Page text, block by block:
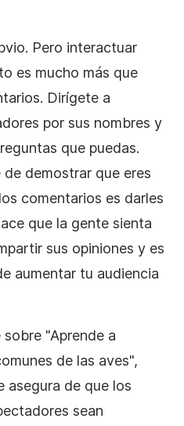
Pero interactuar
es mucho más que
Dirígete a
por sus nombres y
que puedas.
demostrar que eres
comentarios es darles
que la gente sienta
sus opiniones y es
aumentar tu audiencia
"Aprende a
de las aves",
asegura de que los
sean